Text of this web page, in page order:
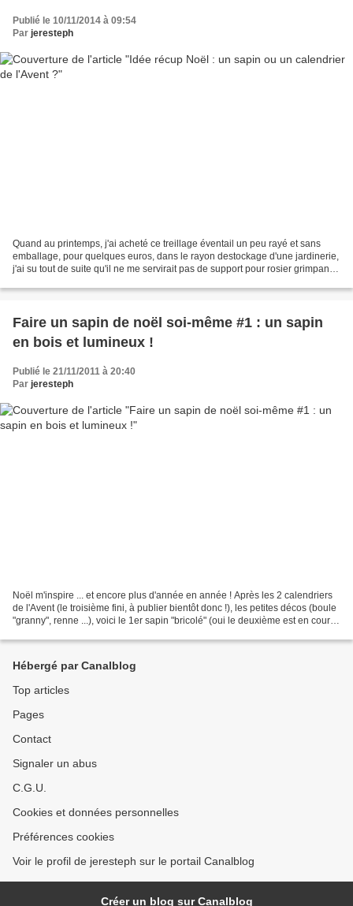
Publié le 10/11/2014 à 09:54
Par jeresteph
Quand au printemps, j'ai acheté ce treillage éventail un peu rayé et sans
emballage, pour quelques euros, dans le rayon destockage d'une jardinerie,
j'ai su tout de suite qu'il ne me servirait pas de support pour rosier grimpant
Faire un sapin de noël soi-même #1 : un sapin
en bois et lumineux !
Publié le 21/11/2011 à 20:40
Par jeresteph
Noël m'inspire ... et encore plus d'année en année ! Après les 2 calendriers
de l'Avent (le troisième fini, à publier bientôt donc !), les petites décos (boule
"granny", renne ...), voici le 1er sapin "bricolé" (oui le deuxième est en cours
Hébergé par Canalblog
Top articles
Pages
Contact
Signaler un abus
C.G.U.
Cookies et données personnelles
Préférences cookies
Voir le profil de jeresteph sur le portail Canalblog
Créer un blog sur Canalblog